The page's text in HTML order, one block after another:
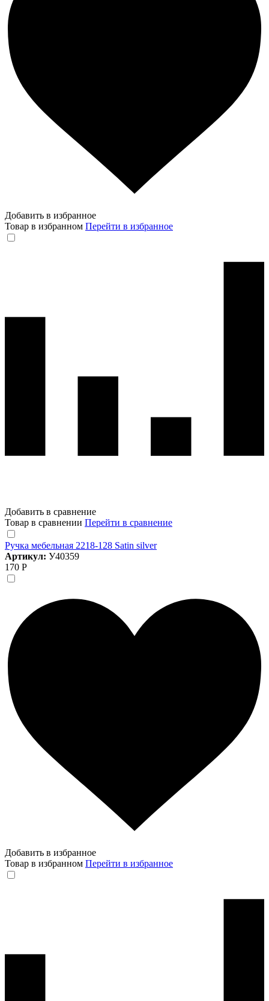
Добавить в избранное
Товар в избранном Перейти в избранное
Добавить в сравнение
Товар в сравнении Перейти в сравнение
Ручка мебельная 2218-128 Satin silver
Артикул: У40359
170 Р
Добавить в избранное
Товар в избранном Перейти в избранное